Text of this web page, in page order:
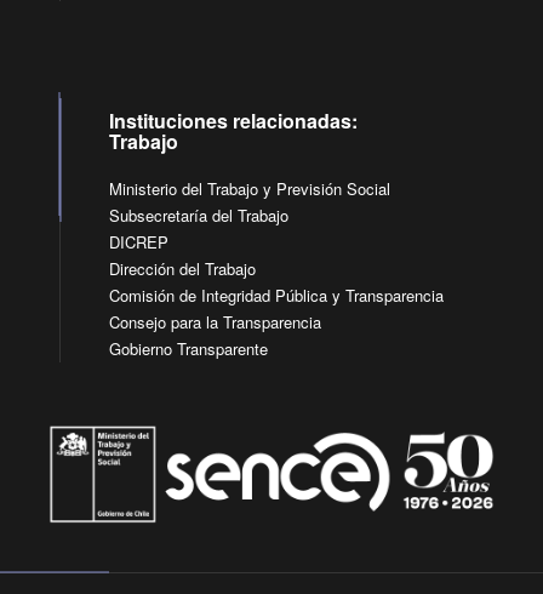
Instituciones relacionadas:
Trabajo
Ministerio del Trabajo y Previsión Social
Subsecretaría del Trabajo
DICREP
Dirección del Trabajo
Comisión de Integridad Pública y Transparencia
Consejo para la Transparencia
Gobierno Transparente